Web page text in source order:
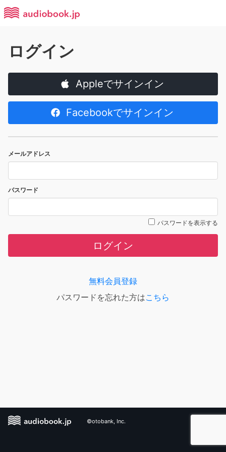
ログイン
Appleでサインイン
Facebookでサインイン
メールアドレス
パスワード
パスワードを表示する
ログイン
無料会員登録
パスワードを忘れた方はこちら
©otobank, Inc.